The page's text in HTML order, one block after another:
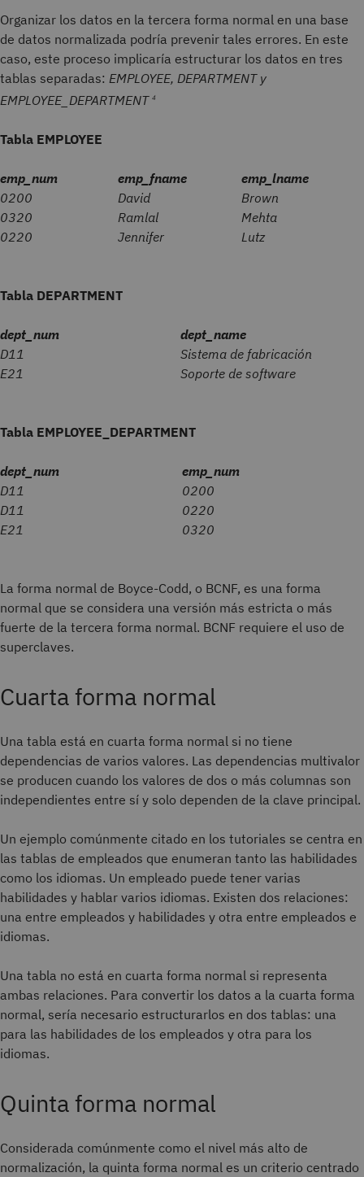
Organizar los datos en la tercera forma normal en una base
de datos normalizada podría prevenir tales errores. En este
caso, este proceso implicaría estructurar los datos en tres
tablas separadas: EMPLOYEE, DEPARTMENT y
EMPLOYEE_DEPARTMENT 4
Tabla EMPLOYEE
emp_num emp_fname
emp_lname
0200
David
Brown
0320
Ramlal
Mehta
0220
Jennifer Lutz
Tabla DEPARTMENT
dept_num
dept_name
D11
Sistema de fabricación
E21
Soporte de software
Tabla EMPLOYEE_DEPARTMENT
dept_num
emp_num
D11
0200
D11
0220
E21
0320
La forma normal de Boyce-Codd, o BCNF, es una forma
normal que se considera una versión más estricta o más
fuerte de la tercera forma normal. BCNF requiere el uso de
superclaves.
Cuarta forma normal
Una tabla está en cuarta forma normal si no tiene
dependencias de varios valores. Las dependencias multivalor
se producen cuando los valores de dos o más columnas son
independientes entre sí y solo dependen de la clave principal.
Un ejemplo comúnmente citado en los tutoriales se centra en
las tablas de empleados que enumeran tanto las habilidades
como los idiomas. Un empleado puede tener varias
habilidades y hablar varios idiomas. Existen dos relaciones:
una entre empleados y habilidades y otra entre empleados e
idiomas.
Una tabla no está en cuarta forma normal si representa
ambas relaciones. Para convertir los datos a la cuarta forma
normal, sería necesario estructurarlos en dos tablas: una
para las habilidades de los empleados y otra para los
idiomas.
Quinta forma normal
Considerada comúnmente como el nivel más alto de
normalización, la quinta forma normal es un criterio centrado